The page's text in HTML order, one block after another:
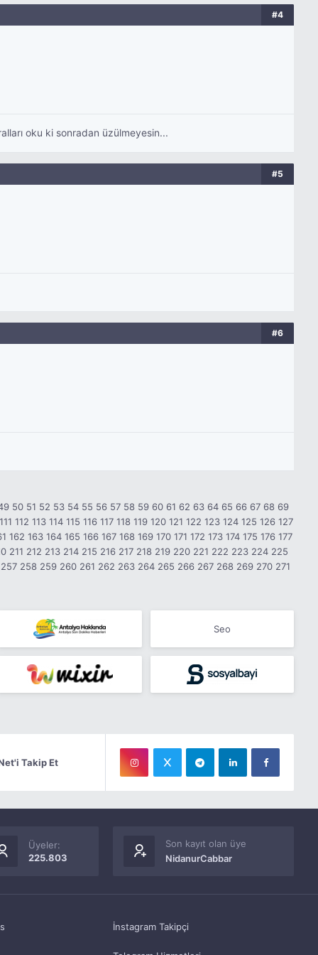
#4
oku ki sonradan üzülmeyesin...
#5
#6
50 51 52 53 54 55 56 57 58 59 60 61 62 63 64 65 66 67 68 69
111 112 113 114 115 116 117 118 119 120 121 122 123 124 125 126 127
162 163 164 165 166 167 168 169 170 171 172 173 174 175 176 177
211 212 213 214 215 216 217 218 219 220 221 222 223 224 225
257 258 259 260 261 262 263 264 265 266 267 268 269 270 271
Seo
Takip Et
Üyeler:
225.803
Son kayıt olan üye
NidanurCabbar
İnstagram Takipçi